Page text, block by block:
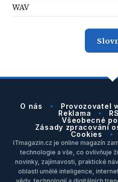
WAV
O nás Provozovatel
Reklama
Všeobecné
Zásady zpracování
Cookies
ITmagazin.cz je online magazín
technologie a vše, co ovlivňuje
novinky, zajímavosti, praktické
oblasti umělé inteligence,